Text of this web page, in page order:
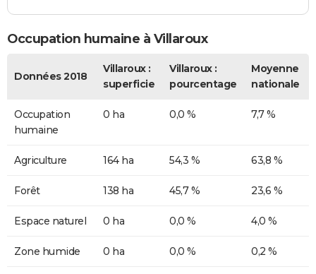
Occupation humaine à Villaroux
Données 2018
Villaroux :
superficie
Villaroux :
pourcentage
Moyenne
nationale
Occupation
humaine
0 ha 0,0 % 7,7 %
Agriculture 164 ha 54,3 % 63,8 %
Forêt 138 ha 45,7 % 23,6 %
Espace naturel 0 ha 0,0 % 4,0 %
Zone humide 0 ha 0,0 % 0,2 %